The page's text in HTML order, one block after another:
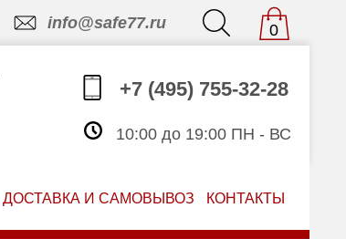
info@safe77.ru 0
+7 (495) 755-32-28
10:00 до 19:00 ПН - ВС
ДОСТАВКА И САМОВЫВОЗ КОНТАКТЫ